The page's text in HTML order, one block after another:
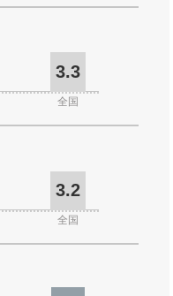
3.3
全国
3.2
全国